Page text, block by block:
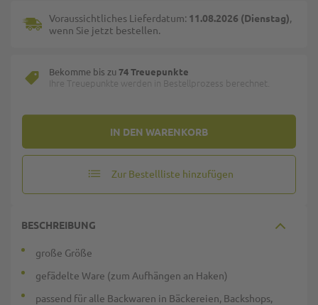
IN DEN WARENKORB
Voraussichtliches Lieferdatum: 11.08.2026 (Dienstag),
wenn Sie jetzt bestellen.
Bekomme bis zu 74 Treuepunkte
Ihre Treuepunkte werden in Bestellprozess berechnet.
Zur Bestellliste hinzufügen
BESCHREIBUNG
große Größe
gefädelte Ware (zum Aufhängen an Haken)
passend für alle Backwaren in Bäckereien, Backshops,